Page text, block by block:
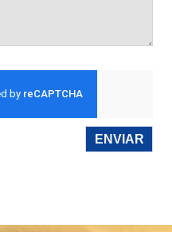
ENVIAR